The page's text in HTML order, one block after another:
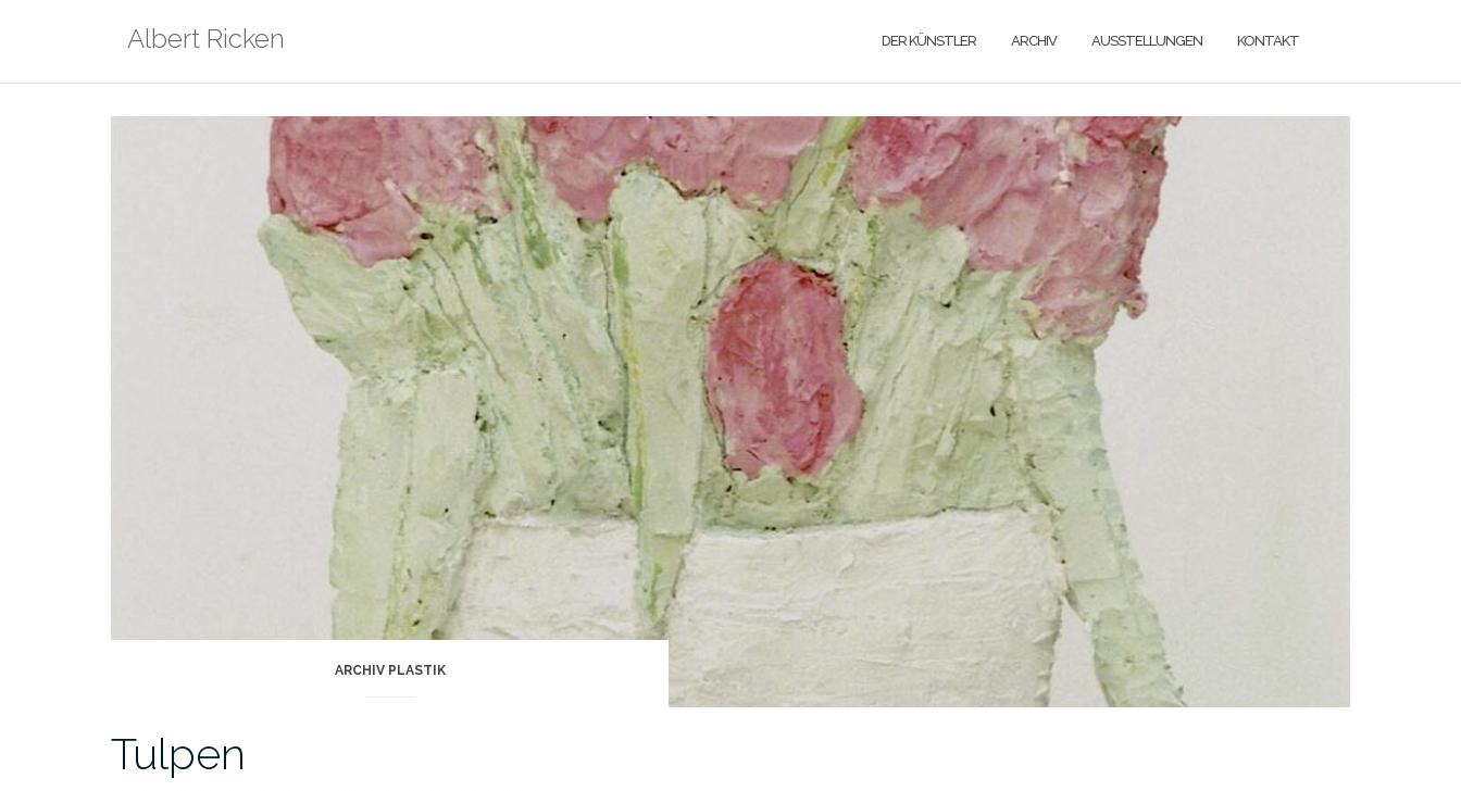
Albert Ricken DER KÜNSTLER ARCHIV AUSSTELLUNGEN KONTAKT
ARCHIV PLASTIK
Tulpen